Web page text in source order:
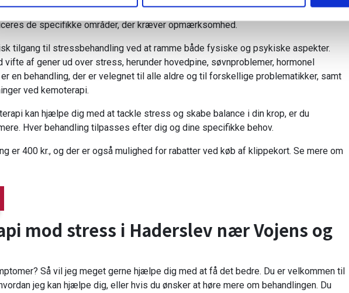
er skræddersyet til den enkelte klient. Gennem en indledende samtale og
de specifikke områder, der kræver opmærksomhed.
tilgang til stressbehandling ved at ramme både fysiske og psykiske aspekter.
af gener ud over stress, herunder hovedpine, søvnproblemer, hormonel
en behandling, der er velegnet til alle aldre og til forskellige problematikker, samt
ved kemoterapi.
kan hjælpe dig med at tackle stress og skabe balance i din krop, er du
Hver behandling tilpasses efter dig og dine specifikke behov.
er 400 kr., og der er også mulighed for rabatter ved køb af klippekort. Se mere om
mod stress i Haderslev nær Vojens og
Så vil jeg meget gerne hjælpe dig med at få det bedre. Du er velkommen til
jeg kan hjælpe dig, eller hvis du ønsker at høre mere om behandlingen. Du